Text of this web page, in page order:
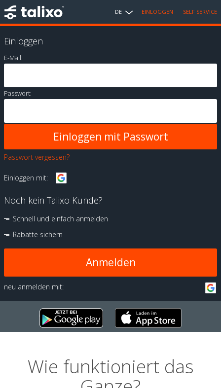
DE EINLOGGEN SELF SERVICE
Einloggen
E-Mail:
Passwort:
Passwort vergessen?
Einloggen mit:
Noch kein Talixo Kunde?
Schnell und einfach anmelden
Rabatte sichern
Anmelden
neu anmelden mit:
Wie funktioniert das